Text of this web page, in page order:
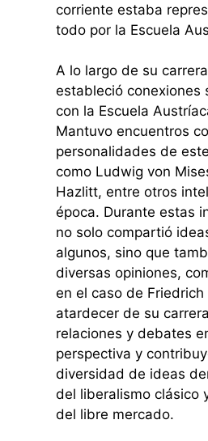
corriente estaba
todo por la Escuela
A lo largo de su
estableció conexiones
con la Escuela
Mantuvo encuentros
personalidades de
como Ludwig von
Hazlitt, entre otros
época. Durante estas
no solo compartió
algunos, sino que
diversas opiniones,
en el caso de
atardecer de su
relaciones y debates
perspectiva y
diversidad de ideas
del liberalismo clásico
del libre mercado.